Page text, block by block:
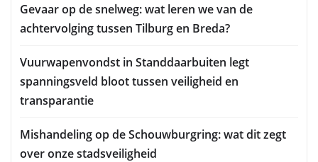
Gevaar op de snelweg: wat leren we van de
achtervolging tussen Tilburg en Breda?
Vuurwapenvondst in Standdaarbuiten legt
spanningsveld bloot tussen veiligheid en
transparantie
Mishandeling op de Schouwburgring: wat dit zegt
over onze stadsveiligheid